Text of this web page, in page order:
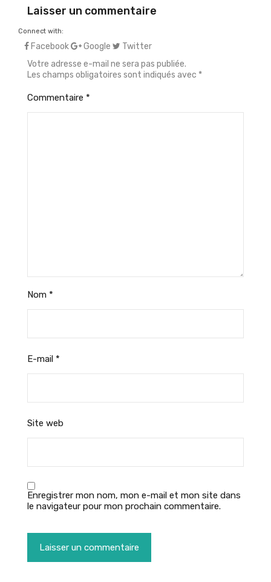
Laisser un commentaire
Connect with:
Facebook Google
Twitter
Votre adresse e-mail ne sera pas publiée.
Les champs obligatoires sont indiqués avec *
Commentaire *
Nom *
E-mail *
Site web
Enregistrer mon nom, mon e-mail et mon site dans
le navigateur pour mon prochain commentaire.